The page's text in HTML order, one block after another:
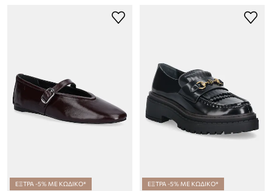
ΕΞΤΡΑ -5% ΜΕ ΚΩΔΙΚΟ* ΕΞΤΡΑ -5% ΜΕ ΚΩΔΙΚΟ*